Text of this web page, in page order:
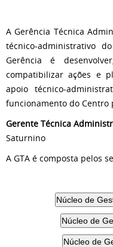
A Gerência Técnica
técnico-administrativo
Gerência é
compatibilizar ações e
apoio técnico-
funcionamento do Centro
Gerente Técnica
Saturnino
A GTA é composta pelos